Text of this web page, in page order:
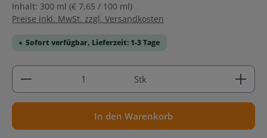
Inhalt: 300 ml (€ 7,65 / 100 ml)
Preise inkl. MwSt. zzgl. Versandkosten
Sofort verfügbar, Lieferzeit: 1-3 Tage
Produkt Anzahl: Gib den gewünschten Wert ein
Stk
In den Warenkorb